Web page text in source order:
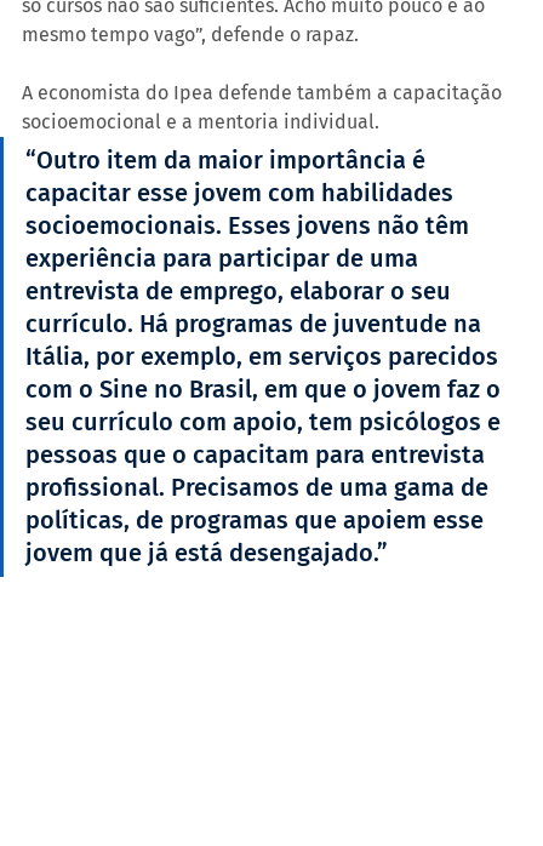
só cursos não são suficientes. Acho muito pouco e ao
mesmo tempo vago”, defende o rapaz.
A economista do Ipea defende também a capacitação
socioemocional e a mentoria individual.
“Outro item da maior importância é
capacitar esse jovem com habilidades
socioemocionais. Esses jovens não têm
experiência para participar de uma
entrevista de emprego, elaborar o seu
currículo. Há programas de juventude na
Itália, por exemplo, em serviços parecidos
com o Sine no Brasil, em que o jovem faz o
seu currículo com apoio, tem psicólogos e
pessoas que o capacitam para entrevista
profissional. Precisamos de uma gama de
políticas, de programas que apoiem esse
jovem que já está desengajado.”